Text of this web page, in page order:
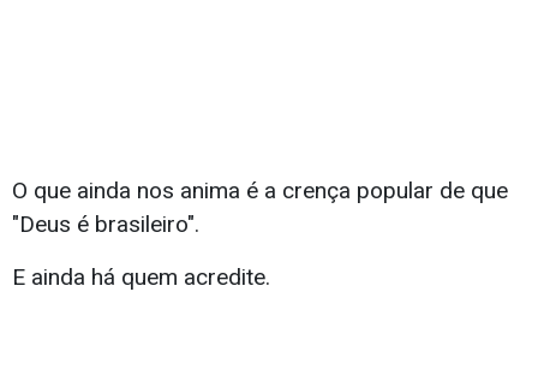
O que ainda nos anima é a crença popular de que
"Deus é brasileiro".
E ainda há quem acredite.